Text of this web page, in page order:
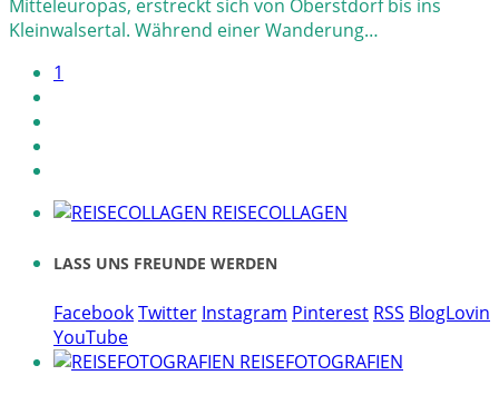
Mitteleuropas, erstreckt sich von Oberstdorf bis ins
Kleinwalsertal. Während einer Wanderung…
1
REISECOLLAGEN
LASS UNS FREUNDE WERDEN
FacebookTwitter Instagram Pinterest RSS BlogLovin
YouTube
REISEFOTOGRAFIEN